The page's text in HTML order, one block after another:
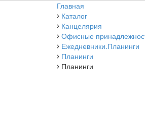
Главная
Каталог
Канцелярия
Офисные
Ежедневники.Планинги
Планинги
Планинги